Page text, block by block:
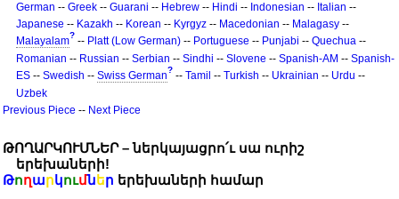
German -- Greek -- Guarani -- Hebrew -- Hindi -- Indonesian -- Italian --
Japanese -- Kazakh -- Korean -- Kyrgyz -- Macedonian -- Malagasy --
Malayalam? -- Platt (Low German) -- Portuguese -- Punjabi -- Quechua --
Romanian -- Russian -- Serbian -- Sindhi -- Slovene -- Spanish-AM -- Spanish-
ES -- Swedish -- Swiss German? -- Tamil -- Turkish -- Ukrainian -- Urdu --
Uzbek
Previous Piece -- Next Piece
ԹՈՂԱՐԿՈՒՄՆԵՐ – ներկայացրո՛ւ սա ուրիշ
երեխաների!
Թողարկումներ երեխաների համար